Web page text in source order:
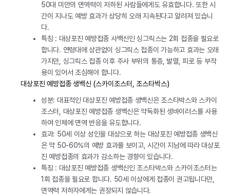
50대 미만의 면역력이 저하된 사람들에게도 유효합니다. 또한 시
간이 지나도 예방 효과가 상당히 오래 지속된다고 알려져 있습니
다.
특징 : 대상포진 예방접종 사백신인 싱그릭스는 2회 접종을 필요로
합니다. 연령대에 상관없이 싱그릭스 접종이 가능하고 효과는 오래
가지만, 싱그릭스 접종 이후 주사 부위의 통증, 발열, 피로 등 부작
용이 있어서 조심해야 합니다.
대상포진 예방접종 생백신 (스카이조스터, 조스타박스)
성분: 대표적인 대상포진 예방접종 생백신은 조스타박스와 스카이
조스터, 대상포진 예방접종 생백신은 약독화된 생바이러스를 사용
하여 인체에 면역 반응을 유도합니다.
효과: 50세 이상 성인을 대상으로 하는 대상포진 예방접종 생백신
은 약 50-60%의 예방 효과를 보이고, 시간이 지남에 따라 대상포
진 예방접종의 효과가 감소하는 경향이 있습니다.
특징 : 대상포진 예방접종 생백신인 조스타박스와 스카이조스터는
1회 접종을 필요로 합니다. 50세 이상에게 접종이 권고됩니다만,
면역력 저하자에게는 권장되지 않습니다.